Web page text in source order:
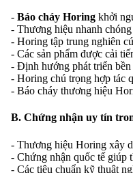
- Báo cháy Horing khởi
- Thương hiệu nhanh
- Horing tập trung nghiên
- Các sản phẩm được cải
- Định hướng phát triển
- Horing chú trọng hợp tác
- Báo cháy thương hiệu
B. Chứng nhận uy tín
- Thương hiệu Horing xây
- Chứng nhận quốc tế giúp
- Các tiêu chuẩn kỹ thuật